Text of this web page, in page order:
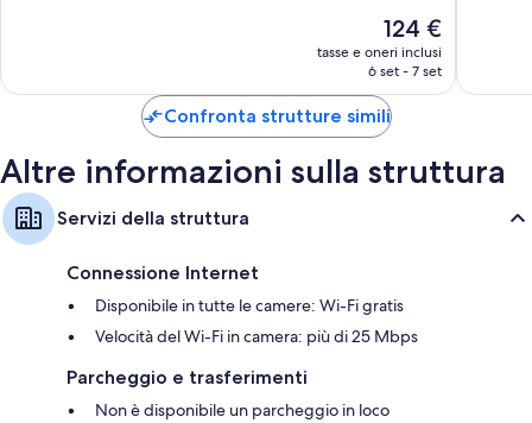
Il
prezzo
attuale
124 €
124 €
tasse e oneri inclusi
6 set - 7 set
Confronta strutture simili
Altre informazioni sulla struttura
Servizi della struttura
Connessione Internet
Disponibile in tutte le camere: Wi-Fi gratis
Velocità del Wi-Fi in camera: più di 25 Mbps
Parcheggio e trasferimenti
Non è disponibile un parcheggio in loco